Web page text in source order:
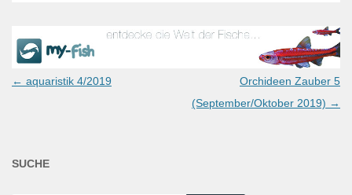
Post
← aquaristik 4/2019
Orchideen Zauber 5
(September/Oktober 2019) →
SUCHE